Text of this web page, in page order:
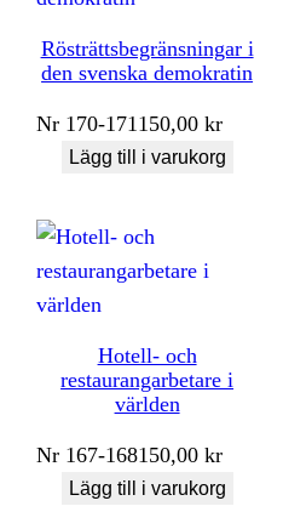
Rösträttsbegränsningar i
den svenska demokratin
Nr 170-171 150,00kr
Lägg till i varukorg
Hotell- och
restaurangarbetare i
världen
Nr 167-168150,00kr
Lägg till i varukorg